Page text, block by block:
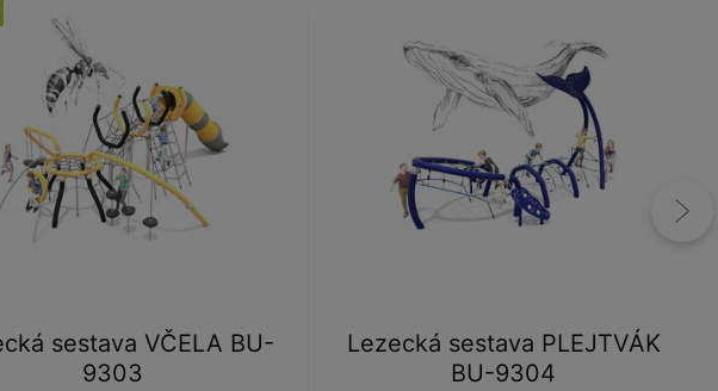
sestava VČELA BU-
9303
Lezecká sestava PLEJTVÁK
BU-9304